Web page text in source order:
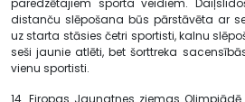
paredzētajiem sporta veidiem.
distanču slēpošana būs pārstāvēta ar
uz starta stāsies četri sportisti, kalnu
seši jaunie atlēti, bet šorttreka
vienu sportisti.